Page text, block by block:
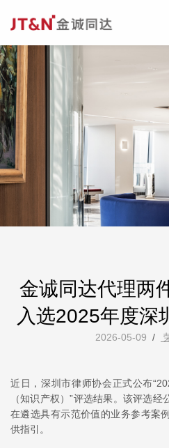
金诚同达代理两
入选2025年度深
2026-05-09 /
近日，深圳市律师协会正式公布
（知识产权）”评选结果。该评选
在遴选具有示范价值的业务参考案
供指引。